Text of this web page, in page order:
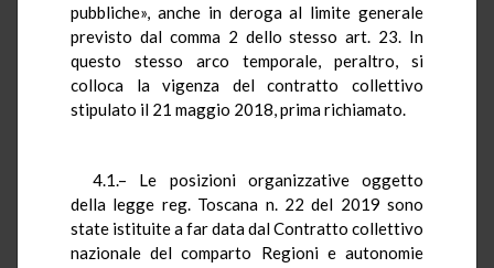
pubbliche», anche in deroga al limite generale
previsto dal comma 2 dello stesso art. 23. In
questo stesso arco temporale, peraltro, si
colloca la vigenza del contratto collettivo
stipulato il 21 maggio 2018, prima richiamato.
4.1.– Le posizioni organizzative oggetto
della legge reg. Toscana n. 22 del 2019 sono
state istituite a far data dal Contratto collettivo
nazionale del comparto Regioni e autonomie